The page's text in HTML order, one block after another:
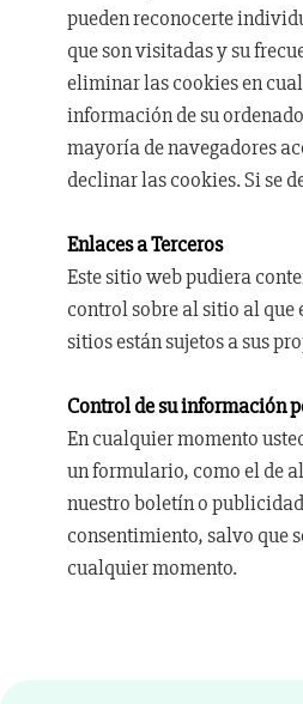
pueden reconocerte
que son visitadas y su
eliminar las cookies en
información de su
mayoría de navegadores
declinar las cookies. Si se
Enlaces a Terceros
Este sitio web pudiera
control sobre al sitio al que
sitios están sujetos a sus
Control de su información
En cualquier momento
un formulario, como el de
nuestro boletín o
consentimiento, salvo que
cualquier momento.